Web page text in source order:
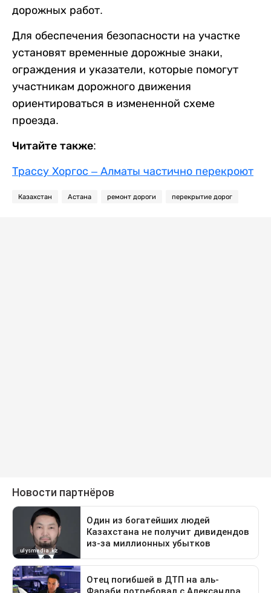
дорожных работ.
Для обеспечения безопасности на участке
установят временные дорожные знаки,
ограждения и указатели, которые помогут
участникам дорожного движения
ориентироваться в измененной схеме
проезда.
Читайте также:
Трассу Хоргос – Алматы частично перекроют
Казахстан Астана ремонт дороги перекрытие дорог